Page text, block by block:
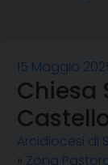
15 Maggio
Chiesa
Arcidiocesi di
» Zona